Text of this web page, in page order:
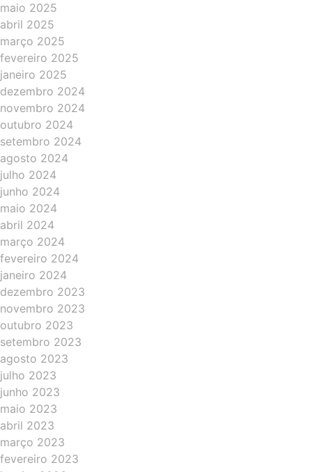
maio 2025
abril 2025
março 2025
fevereiro 2025
janeiro 2025
dezembro 2024
novembro 2024
outubro 2024
setembro 2024
agosto 2024
julho 2024
junho 2024
maio 2024
abril 2024
março 2024
fevereiro 2024
janeiro 2024
dezembro 2023
novembro 2023
outubro 2023
setembro 2023
agosto 2023
julho 2023
junho 2023
maio 2023
abril 2023
março 2023
fevereiro 2023